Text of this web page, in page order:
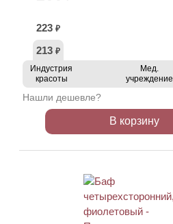
223 ₽
213 ₽
Индустрия
красоты
Мед.
учреждение
Нашли дешевле?
В корзину